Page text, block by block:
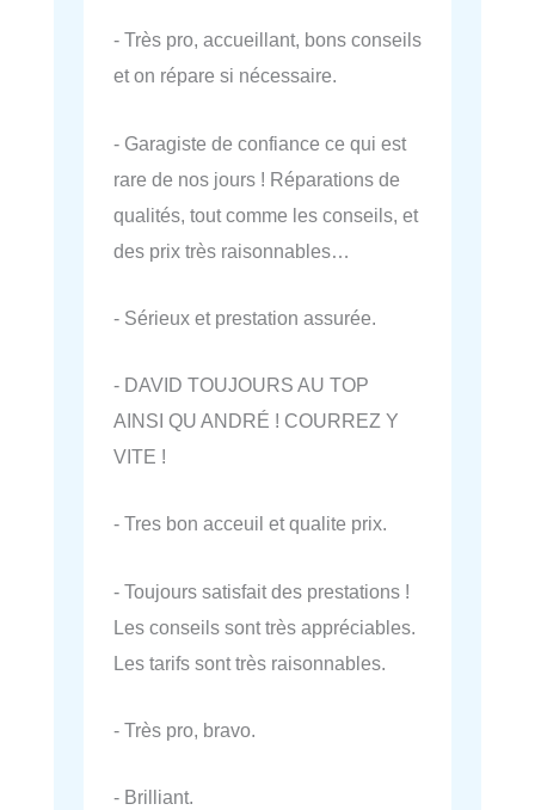
- Très pro, accueillant, bons conseils
et on répare si nécessaire.
- Garagiste de confiance ce qui est
rare de nos jours ! Réparations de
qualités, tout comme les conseils, et
des prix très raisonnables…
- Sérieux et prestation assurée.
- DAVID TOUJOURS AU TOP
AINSI QU ANDRÉ ! COURREZ Y
VITE !
- Tres bon acceuil et qualite prix.
- Toujours satisfait des prestations !
Les conseils sont très appréciables.
Les tarifs sont très raisonnables.
- Très pro, bravo.
- Brilliant.